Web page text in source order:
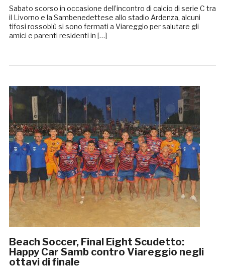
Sabato scorso in occasione dell’incontro di calcio di serie C tra
il Livorno e la Sambenedettese allo stadio Ardenza, alcuni
tifosi rossoblù si sono fermati a Viareggio per salutare gli
amici e parenti residenti in […]
Beach Soccer, Final Eight Scudetto:
Happy Car Samb contro Viareggio negli
ottavi di finale